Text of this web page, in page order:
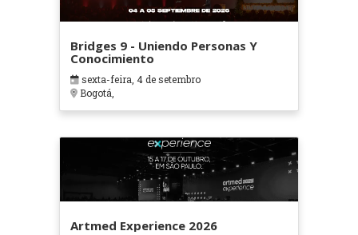
Bridges 9 - Uniendo Personas Y
Conocimiento
sexta-feira, 4 de setembro
Bogotá,
Artmed Experience 2026